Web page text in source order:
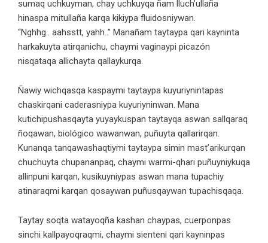
sumaq uchkuyman, chay uchkuyqa ñam lluch’ullaña
hinaspa mitullaña karqa kikiypa fluidosniywan.
“Nghhg.. aahsstt, yahh..” Manañam taytaypa qari kayninta
harkakuyta atirqanichu, chaymi vaginaypi picazón
nisqataqa allichayta qallaykurqa.
Ñawiy wichqasqa kaspaymi taytaypa kuyuriynintapas
chaskirqani caderasniypa kuyuriyninwan. Mana
kutichipushasqayta yuyaykuspan taytayqa aswan sallqaraq
ñoqawan, biológico wawanwan, puñuyta qallarirqan.
Kunanqa tanqawashaqtiymi taytaypa simin mast’arikurqan
chuchuyta chupananpaq, chaymi warmi-qhari puñuyniykuqa
allinpuni karqan, kusikuyniypas aswan mana tupachiy
atinaraqmi karqan qosaywan puñusqaywan tupachisqaqa.
Taytay soqta watayoqña kashan chaypas, cuerponpas
sinchi kallpayoqraqmi, chaymi sienteni qari kayninpas